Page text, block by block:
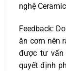
nghệ
Feedback:
ăn cơm nên
được tư vấn
quyết định